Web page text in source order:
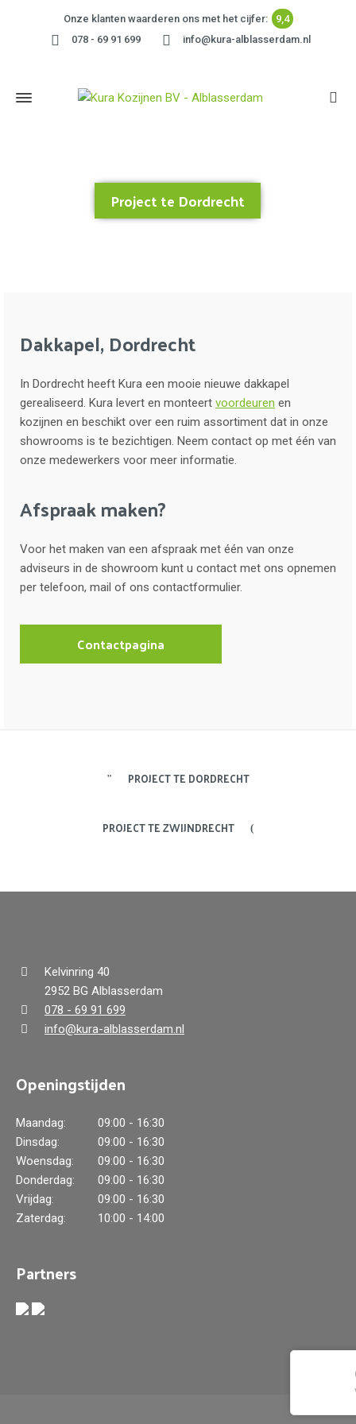
Onze klanten waarderen ons met het cijfer:
9,4
078 - 69 91 699
info@kura-alblasserdam.nl
Project te Dordrecht
Dakkapel, Dordrecht
In Dordrecht heeft Kura een mooie nieuwe dakkapel
gerealiseerd. Kura levert en monteert voordeuren en
kozijnen en beschikt over een ruim assortiment dat in onze
showrooms is te bezichtigen. Neem contact op met één van
onze medewerkers voor meer informatie.
Afspraak maken?
Voor het maken van een afspraak met één van onze
adviseurs in de showroom kunt u contact met ons opnemen
per telefoon, mail of ons contactformulier.
Contactpagina
PROJECT TE DORDRECHT
PROJECT TE ZWIJNDRECHT
Kelvinring 40
2952 BG Alblasserdam
078 - 69 91 699
info@kura-alblasserdam.nl
Openingstijden
Maandag:
09:00 - 16:30
Dinsdag:
09:00 - 16:30
Woensdag:
09:00 - 16:30
Donderdag:
09:00 - 16:30
Vrijdag:
09:00 - 16:30
Zaterdag:
10:00 - 14:00
Partners